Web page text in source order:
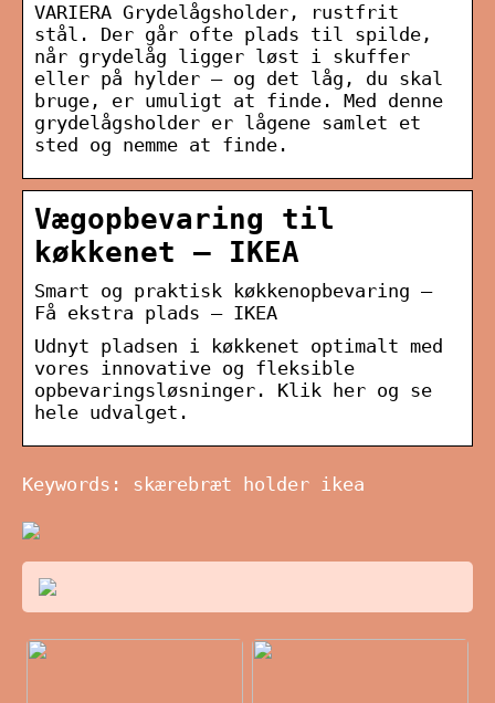
VARIERA Grydelågsholder, rustfrit
stål. Der går ofte plads til spilde,
når grydelåg ligger løst i skuffer
eller på hylder – og det låg, du skal
bruge, er umuligt at finde. Med denne
grydelågsholder er lågene samlet et
sted og nemme at finde.
Vægopbevaring til
køkkenet – IKEA
Smart og praktisk køkkenopbevaring –
Få ekstra plads – IKEA
Udnyt pladsen i køkkenet optimalt med
vores innovative og fleksible
opbevaringsløsninger. Klik her og se
hele udvalget.
Keywords: skærebræt holder ikea